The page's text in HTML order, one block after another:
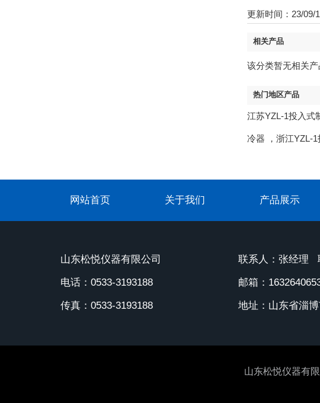
更新时间：23/09/
相关产品
该分类暂无相关产
热门地区产品
江苏YZL-1投入式
冷器 ， 浙江YZL-
网站首页 关于我们 产品展示
山东松悦仪器有限公司
电话：0533-3193188
传真：0533-3193188
联系人：张经理
邮箱：
地址：山东省淄
山东松悦仪器有